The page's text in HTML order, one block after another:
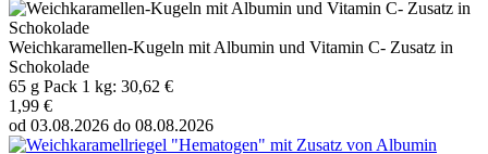
Weichkaramellen-Kugeln mit Albumin und Vitamin C- Zusatz in
Schokolade
65 g Pack 1 kg: 30,62 €
1,99 €
od 03.08.2026 do 08.08.2026